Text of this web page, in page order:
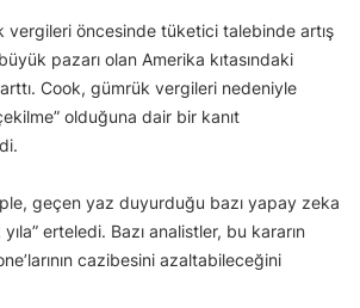
vergileri öncesinde tüketici talebinde artış
pazarı olan Amerika kıtasındaki
arttı. Cook, gümrük vergileri nedeniyle
olduğuna dair bir kanıt
geçen yaz duyurduğu bazı yapay zeka
erteledi. Bazı analistler, bu kararın
cazibesini azaltabileceğini